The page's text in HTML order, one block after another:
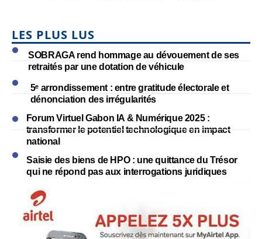
LES PLUS LUS
SOBRAGA rend hommage au dévouement de ses
retraités par une dotation de véhicule
5ᵉ arrondissement : entre gratitude électorale et
dénonciation des irrégularités
Forum Virtuel Gabon IA & Numérique 2025 :
transformer le potentiel technologique en impact
national
Saisie des biens de HPO : une quittance du Trésor
qui ne répond pas aux interrogations juridiques